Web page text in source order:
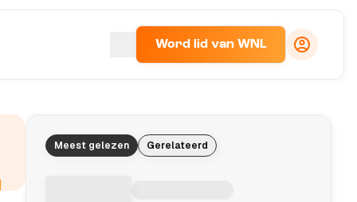
Word lid van WNL
Meest gelezen Gerelateerd